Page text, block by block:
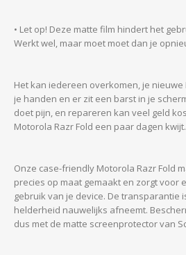
• Let op! Deze matte film hindert het
Werkt wel, maar moet moet dan je
Het kan iedereen overkomen, je nieuwe
je handen en er zit een barst in je
doet pijn, en repareren kan veel geld
Motorola Razr Fold een paar dagen kwijt.
Onze case-friendly Motorola Razr Fold
precies op maat gemaakt en zorgt voor
gebruik van je device. De transparantie
helderheid nauwelijks afneemt.
dus met de matte screenprotector van